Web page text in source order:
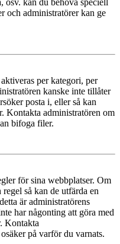
osv. kan du behöva speciell
och administratörer kan ge
per kategori, per
kanske inte tillåter
posta i, eller så kan
Kontakta administratören om
bifoga filer.
för sina webbplatser. Om
så kan de utfärda en
är administratörens
har någonting att göra med
Kontakta
på varför du varnats.